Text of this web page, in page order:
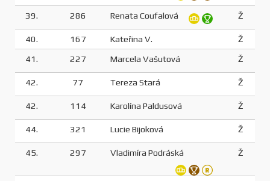
39. 286 Renata Coufalová Ž
40. 167 Kateřina V.
Ž
41.
227 Marcela Vašutová Ž
42. 77 Tereza Stará Ž
42. 114 Karolína Paldusová Ž
44. 321 Lucie Bijoková Ž
45. 297 Vladimíra Podráská Ž